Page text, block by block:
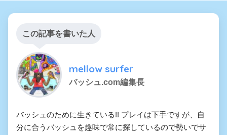
この記事を書いた人
mellow surfer
バッシュ.com編集長
バッシュのために生きている!! プレイは下手ですが、自
分に合うバッシュを趣味で常に探しているので勢いでサ